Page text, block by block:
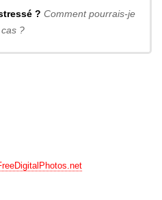
? Comment pourrais-je
cas ?